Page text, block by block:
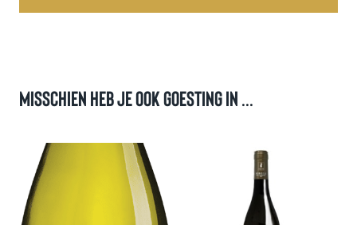
Misschien heb je ook goesting in ...